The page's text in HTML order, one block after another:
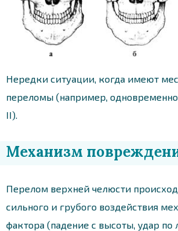
Нередки ситуации, когда имеют
переломы (например,
II).
Механизм
Перелом верхней челюсти
сильного и грубого воздействия
фактора (падение с высоты, удар по